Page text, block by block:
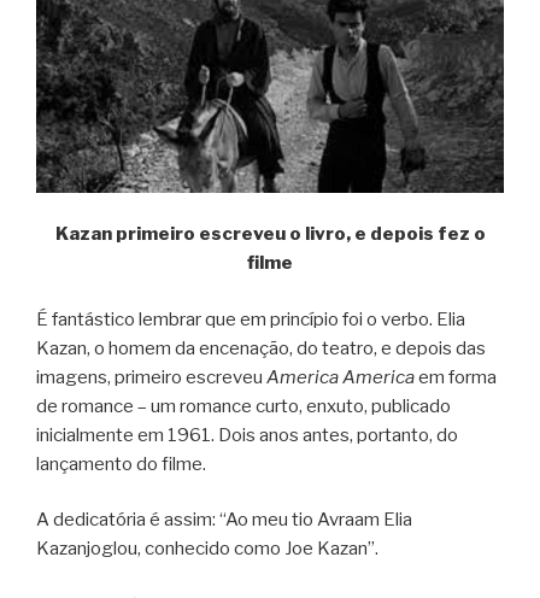
Kazan primeiro escreveu o livro, e depois fez o
filme
É fantástico lembrar que em princípio foi o verbo. Elia
Kazan, o homem da encenação, do teatro, e depois das
imagens, primeiro escreveu America Americaem forma
de romance – um romance curto, enxuto, publicado
inicialmente em 1961. Dois anos antes, portanto, do
lançamento do filme.
A dedicatória é assim: “Ao meu tio Avraam Elia
Kazanjoglou, conhecido como Joe Kazan”.